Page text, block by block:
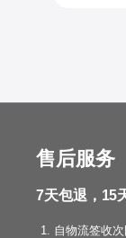
售后服务
7天包退，15
自物流签收